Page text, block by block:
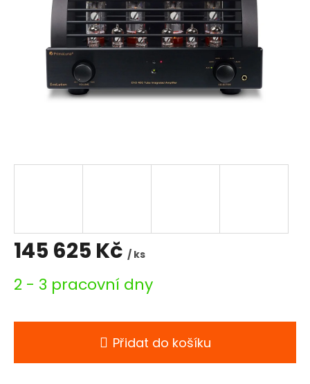
145 625 Kč / ks
cena:
2 - 3 pracovní dny
Přidat do košíku